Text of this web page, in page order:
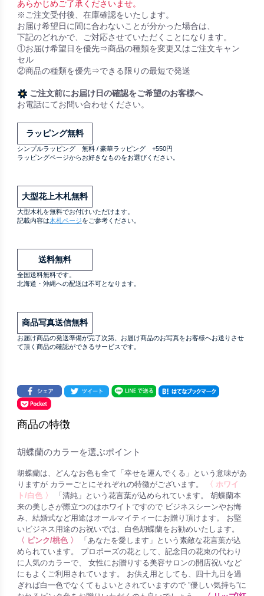
あらかじめご了承くださいませ。
※ご注文受付後、在庫確認をいたします。
お届け希望日に間に合わないことが分かった場合は、
下記のどれかで、ご対応させていただくことになります。
①お届け希望日を優先⇒商品の種類を変更又はご注文キャン
セル
②商品の種類を優先⇒できる限りの最短で発送
ご注文前にお届け日の確認をご希望のお客様へ
お電話にてお問い合わせください。
ラッピング無料
シンプルラッピング 無料 / 豪華ラッピング +550円
ラッピングページからお好きなものをお選びください。
大型花上木札無料
大型木札を無料でお付けいただけます。
記載内容は木札ページをご参考ください。
送料無料
全国送料無料です。
北海道・沖縄への配送は不可となります。
商品写真送信無料
お届け商品の発送準備が完了次第、お届け商品のお写真をお客様へお送りさせ
て頂く商品の確認ができるサービスです。
商品の特徴
胡蝶蘭のカラーを選ぶポイント
胡蝶蘭は、どんなお色も全て「幸せを運んでくる」という意味があ
りますが カラーごとにそれぞれの特徴がございます。
〈 ホワイ
ト/白色 〉
「清純」という花言葉が込められています。 胡蝶蘭本
来の美しさが際立つのはホワイトですので ビジネスシーンやお悔
み、結婚式など用途はオールマイティーにお贈り頂けます。 お堅
いビジネス用途のお祝いでは、白色胡蝶蘭をお勧めいたします。
〈 ピンク/桃色 〉
「あなたを愛します」という素敵な花言葉が込
められています。 プロポーズの花として、記念日の花束の代わり
に人気のカラーで、 女性にお贈りする美容サロンの開店祝いなど
にもよくご利用されています。 お供え用としても、四十九日を過
ぎれば白一色でなくてもよいとされていますので ”優しい気持ち”に